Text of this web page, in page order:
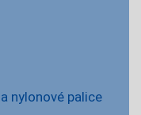
nylonové palice